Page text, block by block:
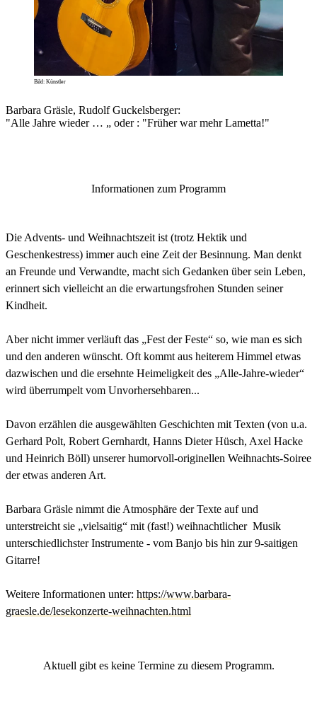
Bild: Künstler
Barbara Gräsle, Rudolf Guckelsberger:
"Alle Jahre wieder … „ oder : "Früher war mehr Lametta!"
Informationen zum Programm
Die Advents- und Weihnachtszeit ist (trotz Hektik und
Geschenkestress) immer auch eine Zeit der Besinnung. Man denkt
an Freunde und Verwandte, macht sich Gedanken über sein Leben,
erinnert sich vielleicht an die erwartungsfrohen Stunden seiner
Kindheit.
Aber nicht immer verläuft das „Fest der Feste“ so, wie man es sich
und den anderen wünscht. Oft kommt aus heiterem Himmel etwas
dazwischen und die ersehnte Heimeligkeit des „Alle-Jahre-wieder“
wird überrumpelt vom Unvorhersehbaren...
Davon erzählen die ausgewählten Geschichten mit Texten (von u.a.
Gerhard Polt, Robert Gernhardt, Hanns Dieter Hüsch, Axel Hacke
und Heinrich Böll) unserer humorvoll-originellen Weihnachts-Soiree
der etwas anderen Art.
Barbara Gräsle nimmt die Atmosphäre der Texte auf und
unterstreicht sie „vielsaitig“ mit (fast!) weihnachtlicher Musik
unterschiedlichster Instrumente - vom Banjo bis hin zur 9-saitigen
Gitarre!
Weitere Informationen unter: https://www.barbara-
graesle.de/lesekonzerte-weihnachten.html
Aktuell gibt es keine Termine zu diesem Programm.